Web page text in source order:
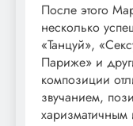
После этого
несколько
«Танцуй»,
Париже» и
композиции
звучанием,